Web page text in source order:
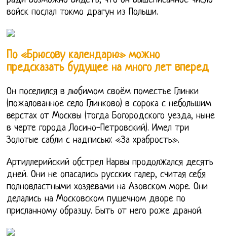
войск послал токмо драгун из Польши.
По «Брюсову календарю» можно
предсказать будущее на много лет вперед
Он поселился в любимом своём поместье Глинки
(пожалованное село Глинково) в сорока с небольшим
верстах от Москвы (тогда Богородского уезда, ныне
в черте города Лосино-Петровский). Имел три
Золотые сабли с надписью: «За храбрость».
Артиллерийский обстрел Нарвы продолжался десять
дней. Они не опасались русских галер, считая себя
полновластными хозяевами на Азовском море. Они
делались на Московском пушечном дворе по
присланному образцу. Быть от него роже драной.